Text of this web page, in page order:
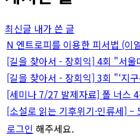
지
매
김
최신글 내가 쓴 글
N 엔트로피를 이용한 피서법 (이
[길을 찾아서 - 장회익] 4회 "서
[길을 찾아서 - 장회익] 3회 "‘지
[세미나 7/27 발제자료] 폴 너스
[소설로 읽는 기후위기·인류세]
로그인 해주세요.